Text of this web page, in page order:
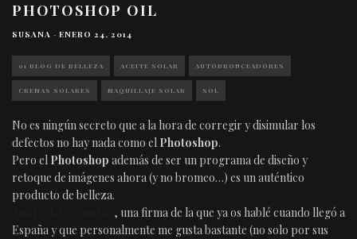
PHOTOSHOP OIL
SUSANA · ENERO 24, 2014
01 BLOG DE BELLEZA ACEITE SOLAR AUTOBRONCEADORES
CREMAS SOLARES MAQUILLAJE SOLAR SOL
No es ningún secreto que a la hora de corregir y disimular los
defectos no hay nada como el Photoshop.
Pero el Photoshop además de ser un programa de diseño y
retoque de imágenes ahora (y no bromeo…) es un auténtico
producto de belleza.
, una firma de la que ya os hablé cuando llegó a
España y que personalmente me gusta bastante (no solo por sus